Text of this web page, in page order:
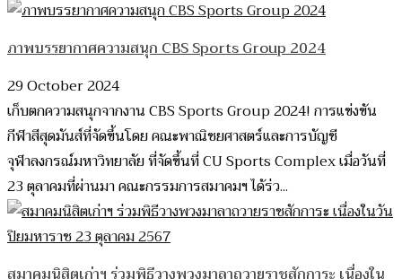
ภาพบรรยากาศความสนุก CBS Sports Group 2024
29 October 2024
เก็บตกความสนุกจากงาน CBS Sports Group 2024! การแข่งขัน
กีฬาสีสุดมันส์ที่จัดขึ้นโดย คณะพาณิชยศาสตร์และการบัญชี
จุฬาลงกรณ์มหาวิทยาลัย ที่จัดขึ้นที่ CU Sports Complex เมื่อวันที่
23 ตุลาคมที่ผ่านมา คณะกรรมการสมาคมฯ ได้ร่ว...